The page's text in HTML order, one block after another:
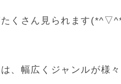
たくさん見られます
、幅広くジャンルが様